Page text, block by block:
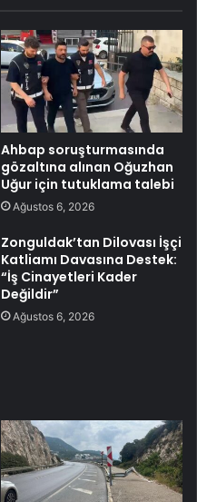
Ahbap soruşturmasında
gözaltına alınan Oğuzhan
Uğur için tutuklama talebi
Ağustos 6, 2026
Zonguldak’tan Dilovası İşçi
Katliamı Davasına Destek:
“İş Cinayetleri Kader
Değildir”
Ağustos 6, 2026